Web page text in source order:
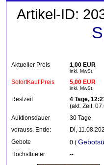
Artikel-ID:
Aktueller Preis 1,00 EUR
inkl. MwSt.
SofortKauf Preis 5,00 EUR
inkl. MwSt.
Restzeit
4 Tage,
(akt. Zeit:
Auktionsdauer
30 Tage
vorauss. Ende:
Di,
Gebote
0 (
Höchstbieter
--